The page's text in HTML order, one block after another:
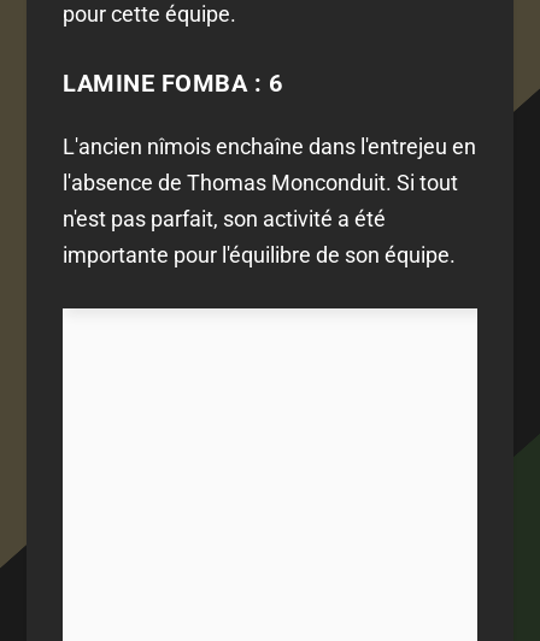
pour cette équipe.
LAMINE FOMBA : 6
L'ancien nîmois enchaîne dans l'entrejeu en
l'absence de Thomas Monconduit. Si tout
n'est pas parfait, son activité a été
importante pour l'équilibre de son équipe.